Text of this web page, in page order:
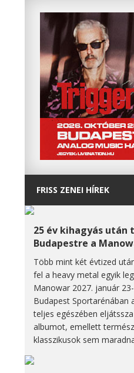
FRISS ZENEI HÍREK
25 év kihagyás után
Budapestre a
Több mint két évtized
fel a heavy metal egyik
Manowar 2027. január
Budapest Sportarénában
teljes egészében
albumot, emellett
klasszikusok sem